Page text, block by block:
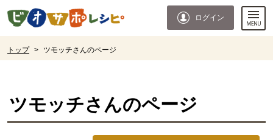
ページの先頭です。
ログイン
トップ > ツモッチさんのページ
ツモッチさんのページ